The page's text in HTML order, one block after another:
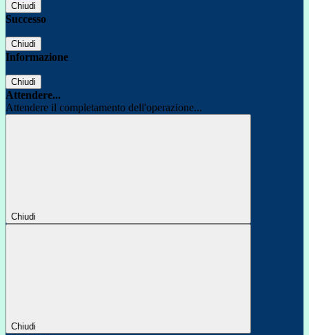
Chiudi
Successo
Chiudi
Informazione
Chiudi
Attendere...
Attendere il completamento dell'operazione...
Chiudi
Chiudi